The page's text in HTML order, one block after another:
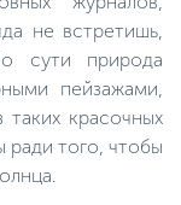
не встретишь,
сути природа
пейзажами,
красочных
того, чтобы